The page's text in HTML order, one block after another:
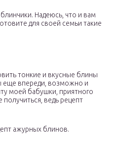
Надеюсь, что и вам
для своей семьи такие
тонкие и вкусные блины
еще впереди, возможно и
моей бабушки, приятного
получиться, ведь рецепт
ажурных блинов.